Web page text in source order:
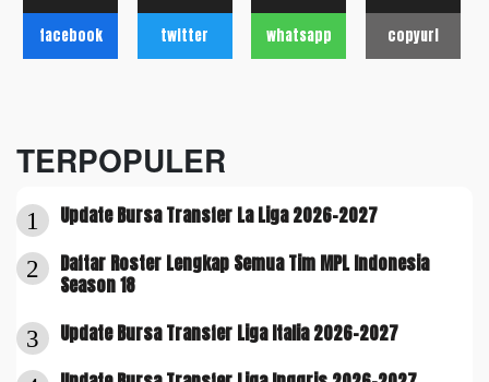
facebook twitter whatsapp copyurl
TERPOPULER
1 Update Bursa Transfer La Liga 2026-2027
2
Daftar Roster Lengkap Semua Tim MPL Indonesia
Season 18
3 Update Bursa Transfer Liga Italia 2026-2027